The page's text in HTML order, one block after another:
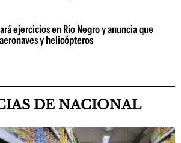
ejercicios en Río Negro y anuncia que
y helicópteros
DE NACIONAL